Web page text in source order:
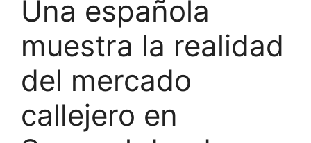
Una española
muestra la realidad
del mercado
callejero en